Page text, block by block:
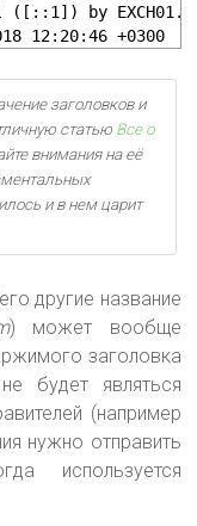
([::1]) by
12:20:46 +0300
заголовков и
статью Все о
внимания на её
и в нем царит
другие название
) может вообще
заголовка
будет являться
(например
нужно отправить
используется